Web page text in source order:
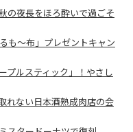
の夜長をほろ酔いで過ごそ
も～布」プレゼントキャン
プルスティック」！やさし
れない日本酒熟成肉店の会